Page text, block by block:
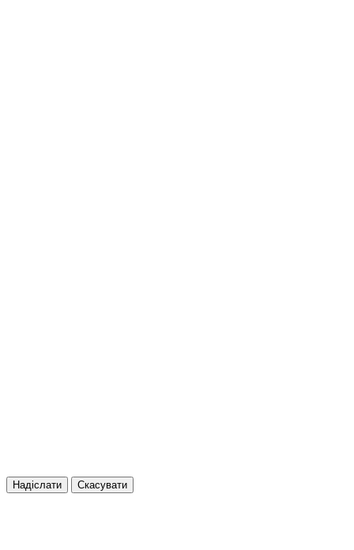
Надіслати Скасувати